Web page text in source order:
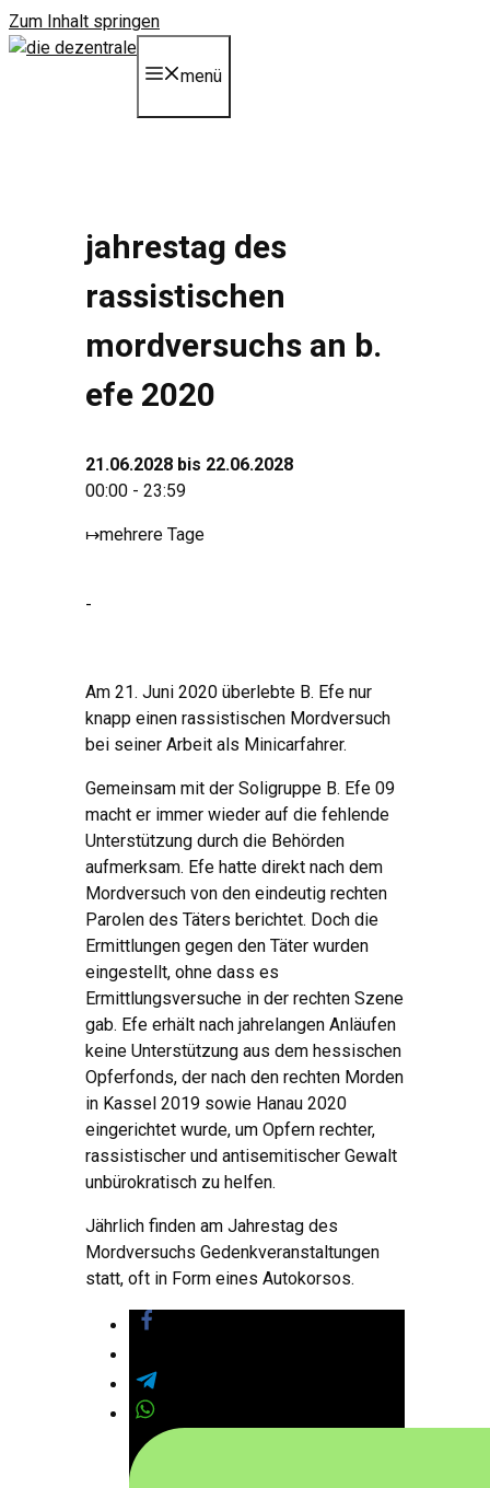
Zum Inhalt springen
menü
jahrestag des
rassistischen
mordversuchs an b.
efe 2020
21.06.2028 bis 22.06.2028
00:00 - 23:59
↦mehrere Tage
-
Am 21. Juni 2020 überlebte B. Efe nur
knapp einen rassistischen Mordversuch
bei seiner Arbeit als Minicarfahrer.
Gemeinsam mit der Soligruppe B. Efe 09
macht er immer wieder auf die fehlende
Unterstützung durch die Behörden
aufmerksam. Efe hatte direkt nach dem
Mordversuch von den eindeutig rechten
Parolen des Täters berichtet. Doch die
Ermittlungen gegen den Täter wurden
eingestellt, ohne dass es
Ermittlungsversuche in der rechten Szene
gab. Efe erhält nach jahrelangen Anläufen
keine Unterstützung aus dem hessischen
Opferfonds, der nach den rechten Morden
in Kassel 2019 sowie Hanau 2020
eingerichtet wurde, um Opfern rechter,
rassistischer und antisemitischer Gewalt
unbürokratisch zu helfen.
Jährlich finden am Jahrestag des
Mordversuchs Gedenkveranstaltungen
statt, oft in Form eines Autokorsos.